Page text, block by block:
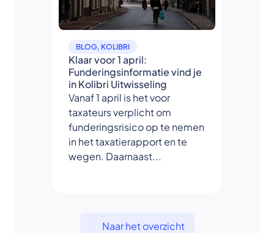
BLOG, KOLIBRI
Klaar voor 1 april:
Funderingsinformatie vind je
in Kolibri Uitwisseling
Vanaf 1 april is het voor
taxateurs verplicht om
funderingsrisico op te nemen
in het taxatierapport en te
wegen. Daarnaast...
Naar het overzicht